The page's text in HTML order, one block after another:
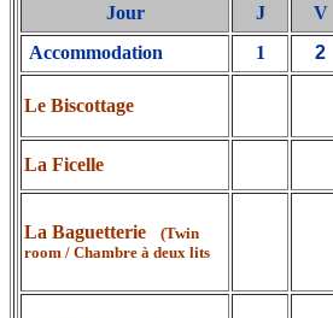
Jour
J V
Accommodation
1 2
Le Biscottage
La Ficelle
La Baguetterie
(Twin
room / Chambre à deux lits